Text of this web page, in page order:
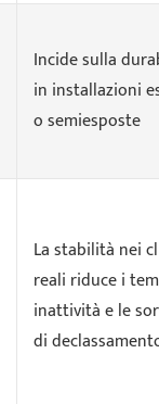
Incide sulla
in installazioni
o semiesposte
La stabilità nei
reali riduce i
inattività e le
di